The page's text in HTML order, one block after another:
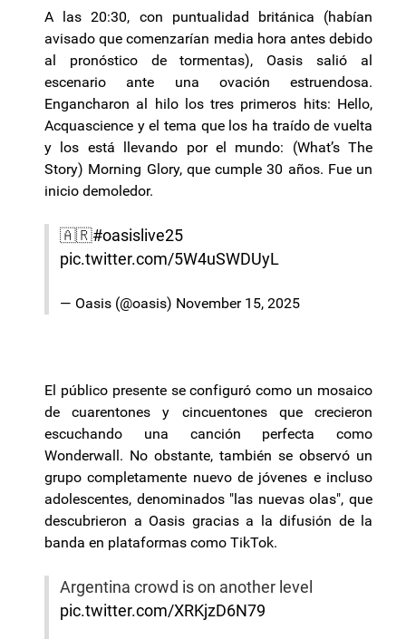
A las 20:30, con puntualidad británica (habían
avisado que comenzarían media hora antes debido
al pronóstico de tormentas), Oasis salió al
escenario ante una ovación estruendosa.
Engancharon al hilo los tres primeros hits: Hello,
Acquascience y el tema que los ha traído de vuelta
y los está llevando por el mundo: (What’s The
Story) Morning Glory, que cumple 30 años. Fue un
inicio demoledor.
🇦🇷#oasislive25
pic.twitter.com/5W4uSWDUyL
— Oasis (@oasis) November 15, 2025
El público presente se configuró como un mosaico
de cuarentones y cincuentones que crecieron
escuchando una canción perfecta como
Wonderwall . No obstante, también se observó un
grupo completamente nuevo de jóvenes e incluso
adolescentes, denominados "las nuevas olas", que
descubrieron a Oasis gracias a la difusión de la
banda en plataformas como TikTok.
Argentina crowd is on another level
pic.twitter.com/XRKjzD6N79